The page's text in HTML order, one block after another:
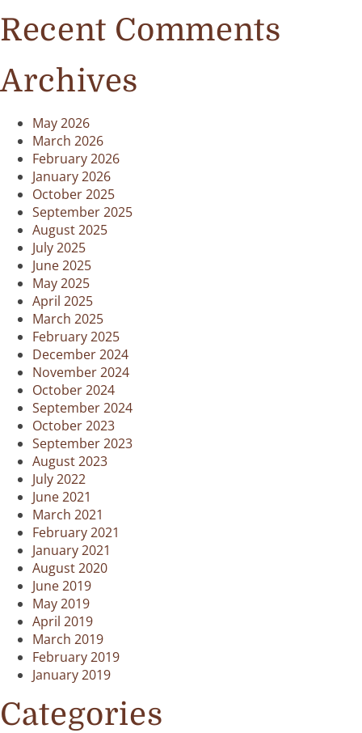
Recent Comments
Archives
May 2026
March 2026
February 2026
January 2026
October 2025
September 2025
August 2025
July 2025
June 2025
May 2025
April 2025
March 2025
February 2025
December 2024
November 2024
October 2024
September 2024
October 2023
September 2023
August 2023
July 2022
June 2021
March 2021
February 2021
January 2021
August 2020
June 2019
May 2019
April 2019
March 2019
February 2019
January 2019
Categories